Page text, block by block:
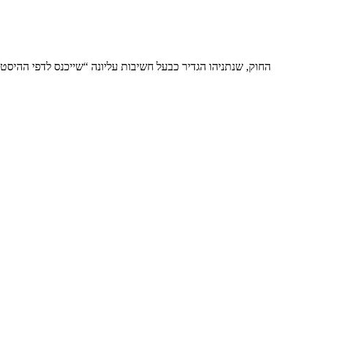
החוק, שנתניהו הגדיר כבעל חשיבות עליונה “שייכנס לדפי